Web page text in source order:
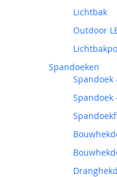
Lichtbak
Outdoor
Spandoeken
Spandoek
Spandoek